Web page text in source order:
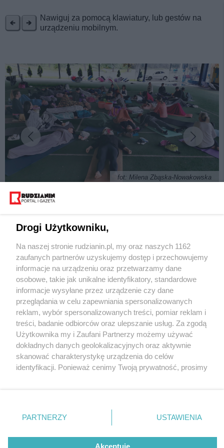
Nawiguj za pomocą klawiatury, lub gestów na
urządzeniu mobilnym.
fot: Milena Zbąska-Nowakowska
Przynajmniej w zapowiedzi
3 / 10
Joga burloch3
Wydawca mediów
Nie zapomnij
zapoznać się z:
polityką prywatności regulamin korzystania z portali
Twojemiasto
Piekary Śląskie
Chorzów
Tarnowskie Góry
Gliwice
Skontakuj sięz nami
Kontakt
Wydawca
Redakcja
Drogi Użytkowniku,
Na naszej stronie rudzianin.pl, my oraz naszych 1162
zaufanych partnerów uzyskujemy dostęp i przechowujemy
informacje na urządzeniu oraz przetwarzamy dane
osobowe, takie jak unikalne identyfikatory, standardowe
informacje wysyłane przez urządzenie czy dane
przeglądania w celu zapewniania spersonalizowanych
reklam, wybór spersonalizowanych treści, pomiar reklam i
treści, badanie odbiorców oraz ulepszanie usług. Za zgodą
Użytkownika my i Zaufani Partnerzy możemy używać
dokładnych danych geolokalizacyjnych oraz aktywnie
skanować charakterystykę urządzenia do celów
identyfikacji. Ponieważ cenimy Twoją prywatność, prosimy
prywatności znajdujący się w lewym dolnym rogu strony
. Niektóre rodzaje przetwarzania danych nie wymagają
zgody użytkownika, ale masz prawo sprzeciwić się
takiemu przetwarzaniu. Preferencje będą miały
PARTNERZY USTAWIENIA
Akceptuję